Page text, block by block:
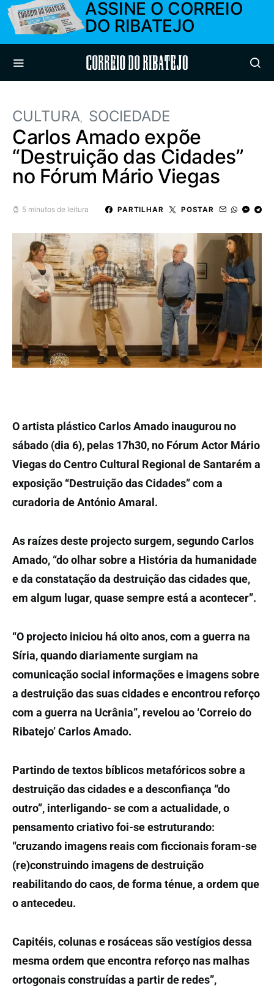
ASSINE O CORREIO
DO RIBATEJO
Correio do Ribatejo
CULTURA SOCIEDADE
Carlos Amado expõe
“Destruição das Cidades”
no Fórum Mário Viegas
5 minutos de leitura PARTILHAR POSTAR
O artista plástico Carlos Amado inaugurou no
sábado (dia 6), pelas 17h30, no Fórum Actor Mário
Viegas do Centro Cultural Regional de Santarém a
exposição “Destruição das Cidades” com a
curadoria de António Amaral.
As raízes deste projecto surgem, segundo Carlos
Amado, “do olhar sobre a História da humanidade
e da constatação da destruição das cidades que,
em algum lugar, quase sempre está a acontecer”.
“O projecto iniciou há oito anos, com a guerra na
Síria, quando diariamente surgiam na
comunicação social informações e imagens sobre
a destruição das suas cidades e encontrou reforço
com a guerra na Ucrânia”, revelou ao ‘Correio do
Ribatejo’ Carlos Amado.
Partindo de textos bíblicos metafóricos sobre a
destruição das cidades e a desconfiança “do
outro”, interligando- se com a actualidade, o
pensamento criativo foi-se estruturando:
“cruzando imagens reais com ficcionais foram-se
(re)construindo imagens de destruição
reabilitando do caos, de forma ténue, a ordem que
o antecedeu.
Capitéis, colunas e rosáceas são vestígios dessa
mesma ordem que encontra reforço nas malhas
ortogonais construídas a partir de redes”,